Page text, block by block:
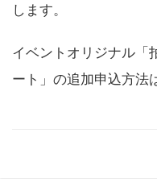
します。
イベントオリジナル「
ート」の追加申込方法